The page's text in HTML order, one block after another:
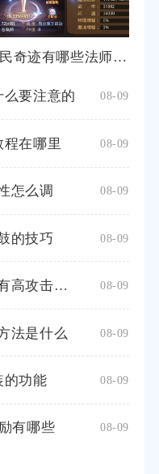
全民奇迹有哪些法师2转后的技能搭配推荐
么要注意的 08-09
在哪里 08-09
怎么调 08-09
的技巧 08-09
如何在梦幻西游中选出具有高攻击力的宠物 08-09
法是什么 08-09
的功能 08-09
有哪些 08-09